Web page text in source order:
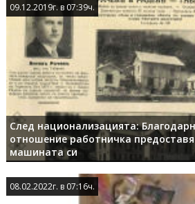
След национализацията:
отношение работничка
машината си
09.12.2019г. в 07:39ч.
09.12.2019г. в 07:39ч.
08.02.2022г. в 07:16ч.
08.02.2022г. в 07:16ч.